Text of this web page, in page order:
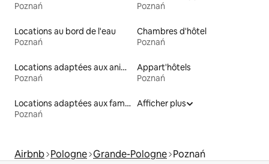
Poznań
Poznań
Locations au bord de l'eau
Poznań
Chambres d'hôtel
Poznań
Locations adaptées aux animaux
Poznań
Appart'hôtels
Poznań
Locations adaptées aux familles
Poznań
Afficher plus
Airbnb Pologne Grande-Pologne Poznań